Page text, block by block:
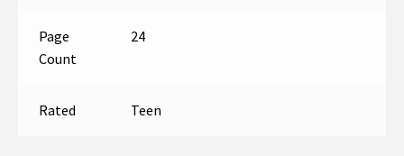
Page
Count
24
Rated Teen